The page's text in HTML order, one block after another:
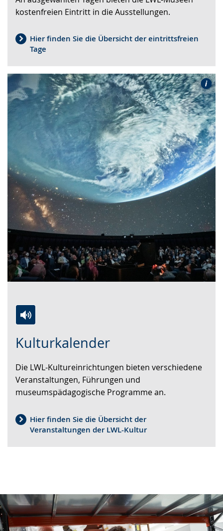
Gebärdensprache
angezeigt.
kostenfreien Eintritt in die Ausstellungen.
Hier finden Sie die Übersicht der eintrittsfreien
Tage
Kulturkalender
Leichten
wechseln.
Audio-
Video
Deutscher
Gebärdensprache
wird
Die LWL-Kultureinrichtungen bieten verschiedene
Veranstaltungen, Führungen und
museumspädagogische Programme an.
Hier finden Sie die Übersicht der
Veranstaltungen der LWL-Kultur